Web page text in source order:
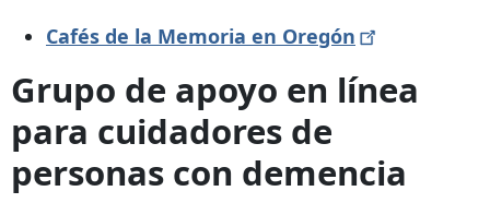
Cafés de la Memoria en Oregón
Grupo de apoyo en línea
para cuidadores de
personas con demencia